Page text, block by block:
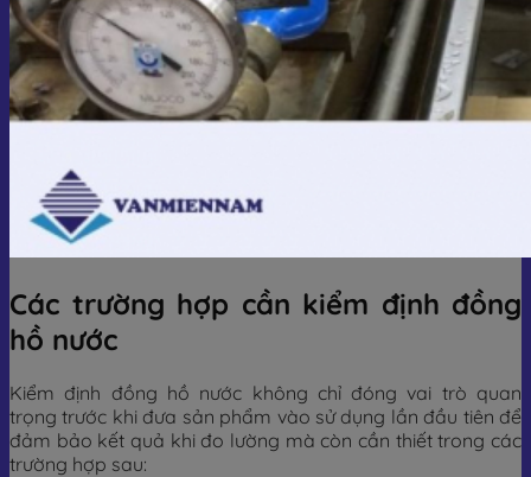
Các trường hợp cần kiểm định đồng
hồ nước
Kiểm định đồng hồ nước không chỉ đóng vai trò quan
trọng trước khi đưa sản phẩm vào sử dụng lần đầu tiên để
đảm bảo kết quả khi đo lường mà còn cần thiết trong các
trường hợp sau: